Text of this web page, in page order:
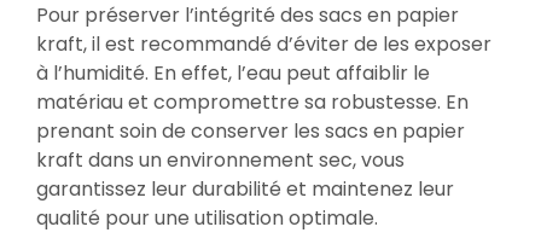
Pour préserver l’intégrité des sacs en papier
kraft, il est recommandé d’éviter de les exposer
à l’humidité. En effet, l’eau peut affaiblir le
matériau et compromettre sa robustesse. En
prenant soin de conserver les sacs en papier
kraft dans un environnement sec, vous
garantissez leur durabilité et maintenez leur
qualité pour une utilisation optimale.